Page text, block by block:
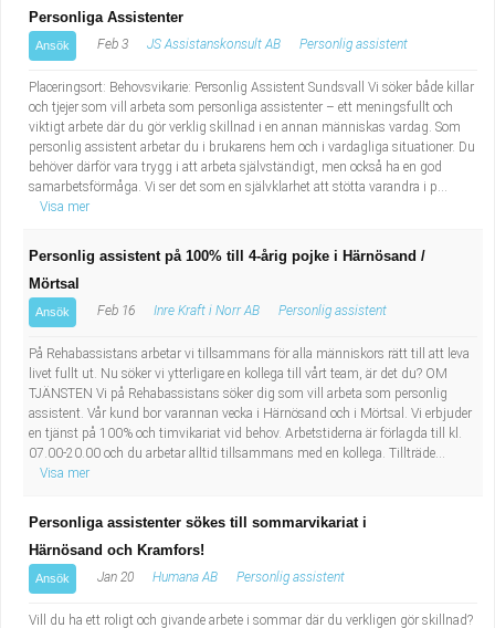
Personliga Assistenter
Ansök Feb 3 JS Assistanskonsult AB Personlig assistent
Placeringsort: Behovsvikarie: Personlig Assistent Sundsvall Vi söker både killar
och tjejer som vill arbeta som personliga assistenter – ett meningsfullt och
viktigt arbete där du gör verklig skillnad i en annan människas vardag. Som
personlig assistent arbetar du i brukarens hem och i vardagliga situationer. Du
behöver därför vara trygg i att arbeta självständigt, men också ha en god
samarbetsförmåga. Vi ser det som en självklarhet att stötta varandra i p...
Visa mer
Personlig assistent på 100% till 4-årig pojke i Härnösand /
Mörtsal
Ansök Feb 16 Inre Kraft i Norr AB Personlig assistent
På Rehabassistans arbetar vi tillsammans för alla människors rätt till att leva
livet fullt ut. Nu söker vi ytterligare en kollega till vårt team, är det du? OM
TJÄNSTEN Vi på Rehabassistans söker dig som vill arbeta som personlig
assistent. Vår kund bor varannan vecka i Härnösand och i Mörtsal. Vi erbjuder
en tjänst på 100% och timvikariat vid behov. Arbetstiderna är förlagda till kl.
07.00-20.00 och du arbetar alltid tillsammans med en kollega. Tillträde...
Visa mer
Personliga assistenter sökes till sommarvikariat i
Härnösand och Kramfors!
Ansök Jan 20 Humana AB Personlig assistent
Vill du ha ett roligt och givande arbete i sommar där du verkligen gör skillnad?